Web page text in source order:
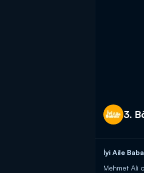
3.
İyi Aile
Mehmet Ali